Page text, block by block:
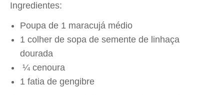
Ingredientes:
Poupa de 1 maracujá médio
1 colher de sopa de semente de linhaça
dourada
¼ cenoura
1 fatia de gengibre